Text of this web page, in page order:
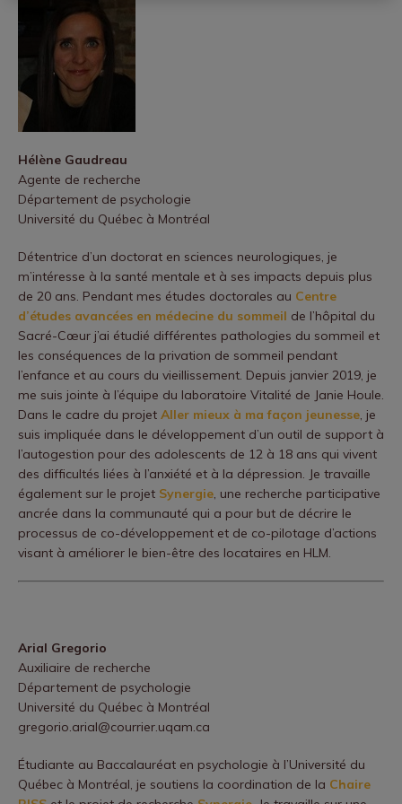
Hélène Gaudreau
Agente de recherche
Département de psychologie
Université du Québec à Montréal
Détentrice d’un doctorat en sciences neurologiques, je
m’intéresse à la santé mentale et à ses impacts depuis plus
de 20 ans. Pendant mes études doctorales au Centre
d’études avancées en médecine du sommeil de l’hôpital du
Sacré-Cœur j’ai étudié différentes pathologies du sommeil et
les conséquences de la privation de sommeil pendant
l’enfance et au cours du vieillissement. Depuis janvier 2019, je
me suis jointe à l’équipe du laboratoire Vitalité de Janie Houle.
Dans le cadre du projet Aller mieux à ma façon jeunesse, je
suis impliquée dans le développement d’un outil de support à
l’autogestion pour des adolescents de 12 à 18 ans qui vivent
des difficultés liées à l’anxiété et à la dépression. Je travaille
également sur le projet Synergie, une recherche participative
ancrée dans la communauté qui a pour but de décrire le
processus de co-développement et de co-pilotage d’actions
visant à améliorer le bien-être des locataires en HLM.
Arial Gregorio
Auxiliaire de recherche
Département de psychologie
Université du Québec à Montréal
gregorio.arial@courrier.uqam.ca
Étudiante au Baccalauréat en psychologie à l’Université du
Québec à Montréal, je soutiens la coordination de la Chaire